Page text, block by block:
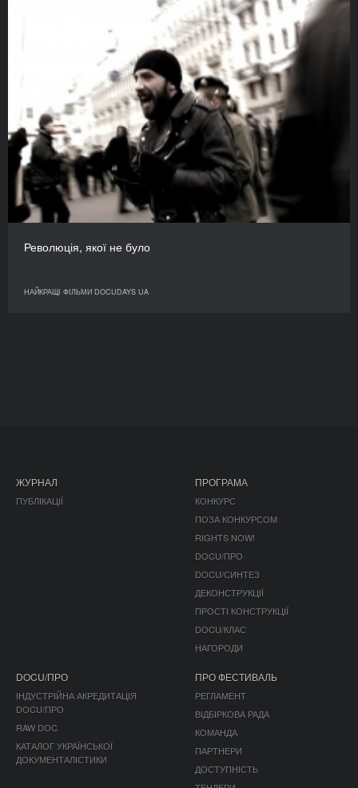
Революція, якої не було
НАЙКРАЩІ ФІЛЬМИ DOCUDAYS UA
ЖУРНАЛ
ПУБЛІКАЦІЇ
ПРОГРАМА
КОНКУРС
ПОЗА КОНКУРСОМ
RIGHTS NOW!
DOCU/ПРО
DOCU/СИНТЕЗ
ДЕКОНСТРУКЦІЇ
ПРОСТІ КОНСТРУКЦІЇ
DOCU/КЛАС
НАГОРОДИ
DOCU/ПРО
ІНДУСТРІЙНА АКРЕДИТАЦІЯ
DOCU/ПРО
RAW DOC
КАТАЛОГ УКРАЇНСЬКОЇ
ДОКУМЕНТАЛІСТИКИ
ПРО ФЕСТИВАЛЬ
РЕГЛАМЕНТ
ВІДБІРКОВА РАДА
КОМАНДА
ПАРТНЕРИ
ДОСТУПНІСТЬ